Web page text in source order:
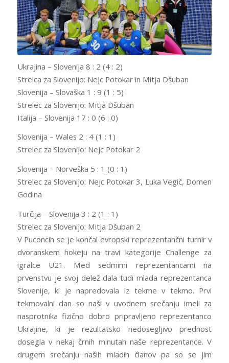
Ukrajina – Slovenija 8 : 2 (4 : 2)
Strelca za Slovenijo: Nejc Potokar in Mitja Dšuban
Slovenija – Slovaška 1 : 9 (1 : 5)
Strelec za Slovenijo: Mitja Dšuban
Italija – Slovenija 17 : 0 (6 : 0)
Slovenija – Wales 2 : 4 (1 : 1)
Strelec za Slovenijo: Nejc Potokar 2
Slovenija – Norveška 5 : 1 (0 : 1)
Strelec za Slovenijo: Nejc Potokar 3, Luka Vegič, Domen
Godina
Turčija – Slovenija 3 : 2 (1 : 1)
Strelec za Slovenijo: Mitja Dšuban 2
V Puconcih se je končal evropski reprezentančni turnir v
dvoranskem hokeju na travi kategorije Challenge za
igralce U21. Med sedmimi reprezentancami na
prvenstvu je svoj delež dala tudi mlada reprezentanca
Slovenije, ki je napredovala iz tekme v tekmo. Prvi
tekmovalni dan so naši v uvodnem srečanju imeli za
nasprotnika fizično dobro pripravljeno reprezentanco
Ukrajine, ki je rezultatsko nedosegljivo prednost
dosegla v nekaj črnih minutah naše reprezentance. V
drugem srečanju naših mladih članov pa so se jim